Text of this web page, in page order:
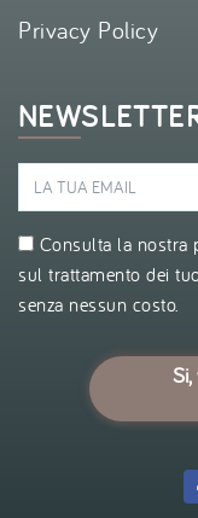
Privacy Policy
Consulta la nostra
sul trattamento dei
senza nessun costo.